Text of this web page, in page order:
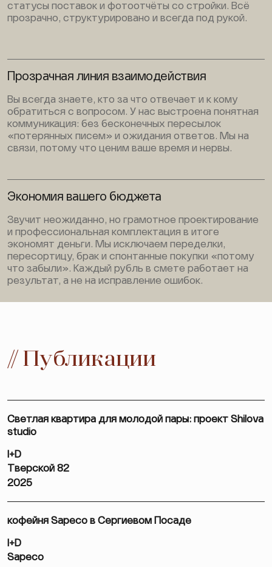
статусы поставок и фотоотчёты со стройки. Всё
прозрачно, структурировано и всегда под рукой.
Прозрачная линия взаимодействия
Вы всегда знаете, кто за что отвечает и к кому
обратиться с вопросом. У нас выстроена понятная
коммуникация: без бесконечных пересылок
«потерянных писем» и ожидания ответов. Мы на
связи, потому что ценим ваше время и нервы.
Экономия вашего бюджета
Звучит неожиданно, но грамотное проектирование
и профессиональная комплектация в итоге
экономят деньги. Мы исключаем переделки,
пересортицу, брак и спонтанные покупки «потому
что забыли». Каждый рубль в смете работает на
результат, а не на исправление ошибок.
// Публикации
Светлая квартира для молодой пары: проект Shilova
studio
I+D
Тверской 82
2025
кофейня Sapeco в Сергиевом Посаде
I+D
Sapeco